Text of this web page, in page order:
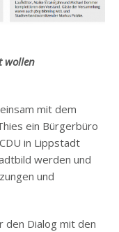
wollen
mit dem
ein Bürgerbüro
in Lippstadt
werden und
und
den Dialog mit den